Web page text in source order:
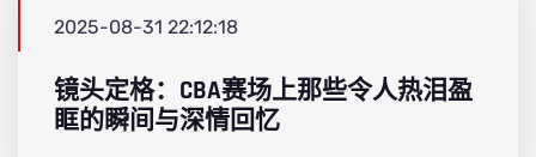
2025-08-31 22:12:18
镜头定格：CBA赛场上那些令人热泪盈
眶的瞬间与深情回忆